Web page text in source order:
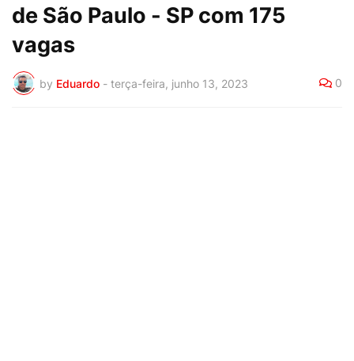
de São Paulo - SP com 175
vagas
by Eduardo - terça-feira, junho 13, 2023 0